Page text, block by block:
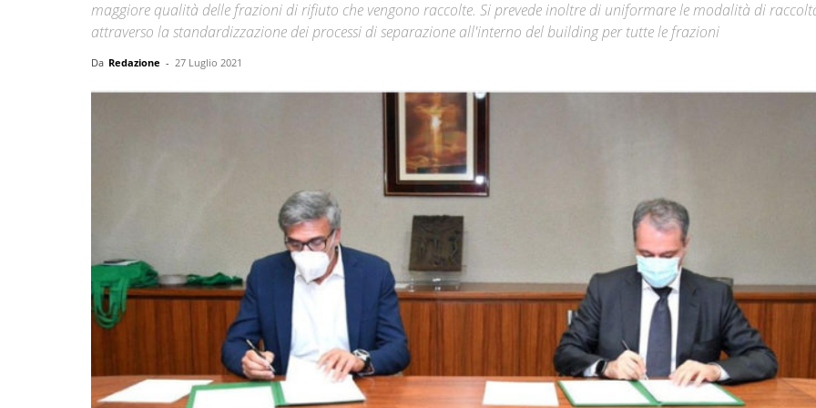
Città
maggiore qualità delle frazioni di rifiuto che vengono raccolte. Si prevede inoltre di uniformare le modalità di
attraverso la standardizzazione dei processi di separazione all'interno del building per tutte le frazioni
Da Redazione - 27 Luglio 2021